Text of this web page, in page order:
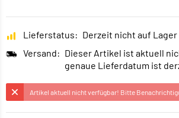
Lieferstatus: Derzeit nicht auf Lager
Versand: Dieser Artikel ist aktuell
genaue Lieferdatum ist
Artikel aktuell nicht verfügbar! Bitte